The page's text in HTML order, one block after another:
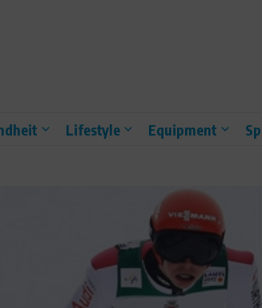
Lifestyle Equipment